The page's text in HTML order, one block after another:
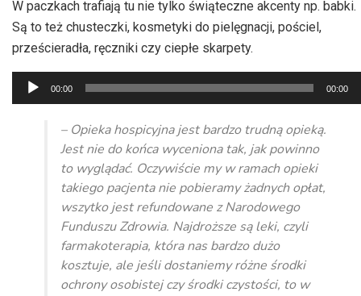
W paczkach trafiają tu nie tylko świąteczne akcenty np. babki.
Są to też chusteczki, kosmetyki do pielęgnacji, pościel,
prześcieradła, ręczniki czy ciepłe skarpety.
Odtwarzacz
plików
dźwiękowych
00:00 00:00
– Opieka hospicyjna jest bardzo trudną opieką.
Jest nie do końca wyceniona tak, jak powinno
to wyglądać. Oczywiście my w ramach opieki
takiego pacjenta nie pobieramy żadnych opłat,
wszytko jest refundowane z Narodowego
Funduszu Zdrowia. Najdroższe są leki, czyli
farmakoterapia, która nas bardzo dużo
kosztuje, ale jeśli dostaniemy różne środki
ochrony osobistej czy środki czystości, to w